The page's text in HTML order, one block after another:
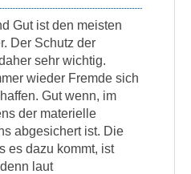
Gut ist den meisten
Der Schutz der
sehr wichtig.
wieder Fremde sich
Gut wenn, im
der materielle
abgesichert ist. Die
es dazu kommt, ist
laut